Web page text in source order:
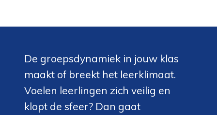
De groepsdynamiek in jouw klas
maakt of breekt het leerklimaat.
Voelen leerlingen zich veilig en
klopt de sfeer? Dan gaat